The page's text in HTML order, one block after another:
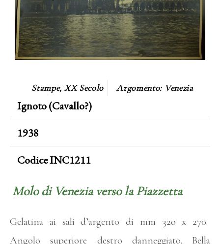
Stampe, XX Secolo Argomento: Venezia
Ignoto (Cavallo?)
1938
Codice INC1211
Molo di Venezia verso la Piazzetta
Gelatina ai sali d’argento di mm 32o x 270.
Angolo superiore destro danneggiato. Bella